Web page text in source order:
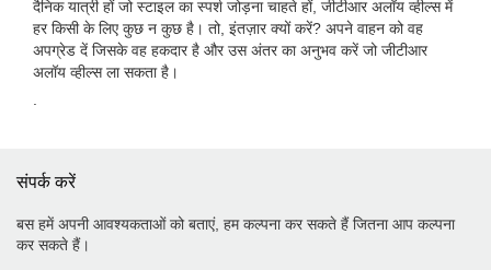
दैनिक यात्री हों जो स्टाइल का स्पर्श जोड़ना चाहते हों, जीटीआर अलॉय व्हील्स में
हर किसी के लिए कुछ न कुछ है। तो, इंतज़ार क्यों करें? अपने वाहन को वह
अपग्रेड दें जिसके वह हकदार है और उस अंतर का अनुभव करें जो जीटीआर
अलॉय व्हील्स ला सकता है।
संपर्क करें
बस हमें अपनी आवश्यकताओं को बताएं, हम कल्पना कर सकते हैं जितना आप कल्पना
कर सकते हैं।